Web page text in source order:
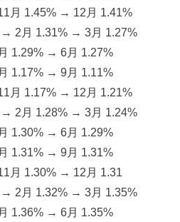
1.45% → 12月 1.41%
1.31% → 3月 1.27%
→ 6月 1.27%
→ 9月 1.11%
1.17% → 12月 1.21%
1.28% → 3月 1.24%
→ 6月 1.29%
→ 9月 1.31%
1.30% → 12月 1.31
1.32% → 3月 1.35%
→ 6月 1.35%